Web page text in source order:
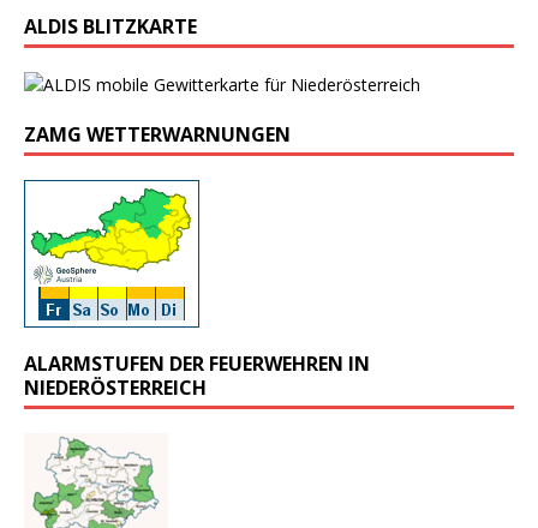
ALDIS BLITZKARTE
ZAMG WETTERWARNUNGEN
ALARMSTUFEN DER FEUERWEHREN IN
NIEDERÖSTERREICH